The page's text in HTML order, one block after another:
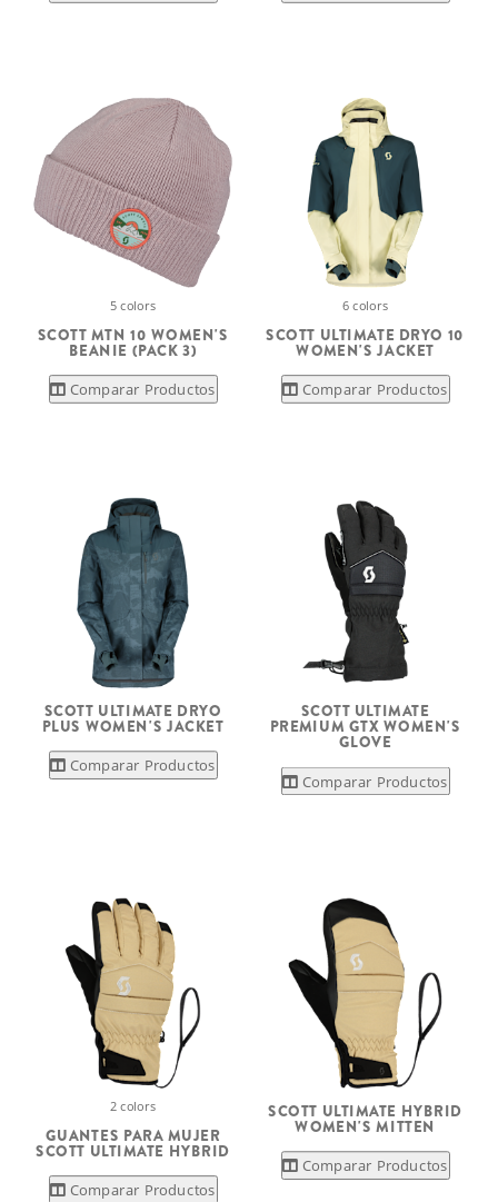
5 colors
SCOTT MTN 10 WOMEN'S
BEANIE (PACK 3)
Comparar Productos
6 colors
SCOTT ULTIMATE DRYO 10
WOMEN'S JACKET
Comparar Productos
SCOTT ULTIMATE DRYO
PLUS WOMEN'S JACKET
Comparar Productos
SCOTT ULTIMATE
PREMIUM GTX WOMEN'S
GLOVE
Comparar Productos
2 colors
GUANTES PARA MUJER
SCOTT ULTIMATE HYBRID
Comparar Productos
SCOTT ULTIMATE HYBRID
WOMEN'S MITTEN
Comparar Productos